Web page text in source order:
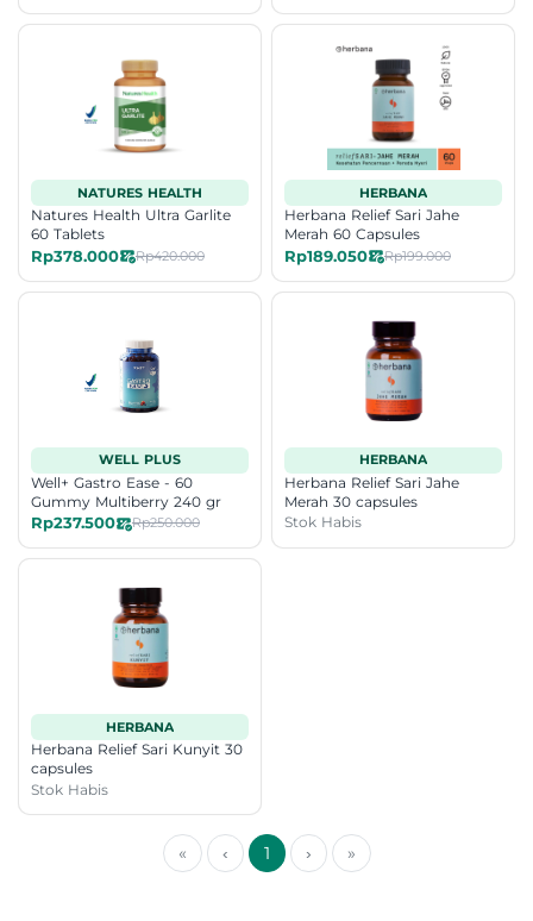
NATURES HEALTH
Natures Health Ultra Garlite
60 Tablets
Rp378.000 Rp420.000
HERBANA
Herbana Relief Sari Jahe
Merah 60 Capsules
Rp189.050 Rp199.000
WELL PLUS
Well+ Gastro Ease - 60
Gummy Multiberry 240 gr
Rp237.500 Rp250.000
HERBANA
Herbana Relief Sari Jahe
Merah 30 capsules
Stok Habis
HERBANA
Herbana Relief Sari Kunyit 30
capsules
Stok Habis
« ‹ 1 › »